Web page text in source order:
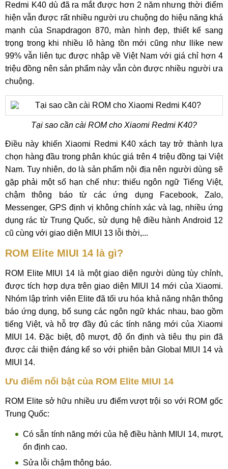
Redmi K40 dù đã ra mắt được hơn 2 năm nhưng thời điểm
hiện vẫn được rất nhiều người ưu chuộng do hiệu năng khá
mạnh của Snapdragon 870, màn hình đẹp, thiết kế sang
trọng trong khi nhiều lô hàng tồn mới cũng như llike new
99% vẫn liên tục được nhập về Việt Nam với giá chỉ hơn 4
triệu đồng nên sản phẩm này vẫn còn được nhiều người ưa
chuộng.
Tại sao cần cài ROM cho Xiaomi Redmi K40?
Điều này khiến Xiaomi Redmi K40 xách tay trở thành lựa
chọn hàng đầu trong phân khúc giá trên 4 triệu đồng tại Việt
Nam. Tuy nhiên, do là sản phẩm nội địa nên người dùng sẽ
gặp phải một số hạn chế như: thiếu ngôn ngữ Tiếng Việt,
chậm thông báo từ các ứng dụng Facebook, Zalo,
Messenger, GPS định vị không chính xác và lag, nhiều ứng
dụng rác từ Trung Quốc, sử dụng hệ điều hành Android 12
cũ cùng với giao diện MIUI 13 lỗi thời,...
ROM Elite MIUI 14 là gì?
ROM Elite MIUI 14 là một giao diện người dùng tùy chỉnh,
được tích hợp dựa trên giao diện MIUI 14 mới của Xiaomi.
Nhóm lập trình viên Elite đã tối ưu hóa khả năng nhận thông
báo ứng dụng, bổ sung các ngôn ngữ khác nhau, bao gồm
tiếng Việt, và hỗ trợ đầy đủ các tính năng mới của Xiaomi
MIUI 14. Đặc biệt, độ mượt, độ ổn định và tiêu thụ pin đã
được cải thiện đáng kể so với phiên bản Global MIUI 14 và
MIUI 14.
Ưu điểm nổi bật của ROM Elite MIUI 14
ROM Elite sở hữu nhiều ưu điểm vượt trội so với ROM gốc
Trung Quốc:
Có sẵn tính năng mới của hệ điều hành MIUI 14, mượt,
ổn định cao.
Sửa lỗi chậm thông báo.